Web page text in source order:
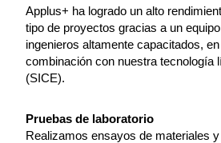
Applus+ ha logrado un alto
tipo de proyectos gracias a un
ingenieros altamente capacitados, en
combinación con nuestra tecnología
(SICE).
Pruebas de laboratorio
Realizamos ensayos de materiales